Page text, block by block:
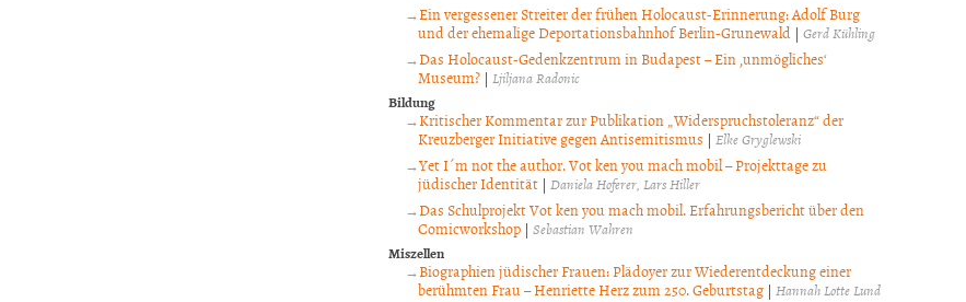
Ein vergessener Streiter der frühen Holocaust-Erinnerung: Adolf Burg
und der ehemalige Deportationsbahnhof Berlin-Grunewald| Gerd Kühling
Das Holocaust-Gedenkzentrum in Budapest – Ein ‚unmögliches‘
Museum?| Ljiljana Radonic
Bildung
Kritischer Kommentar zur Publikation „Widerspruchstoleranz“ der
Kreuzberger Initiative gegen Antisemitismus | Elke Gryglewski
Yet I´m not the author. Vot ken you mach mobil – Projekttage zu
jüdischer Identität| Daniela Hoferer Lars Hiller
Das Schulprojekt Vot ken you mach mobil. Erfahrungsbericht über den
Comicworkshop| Sebastian Wahren
Miszellen
Biographien jüdischer Frauen: Plädoyer zur Wiederentdeckung einer
berühmten Frau – Henriette Herz zum 250. Geburtstag| Hannah Lotte Lund